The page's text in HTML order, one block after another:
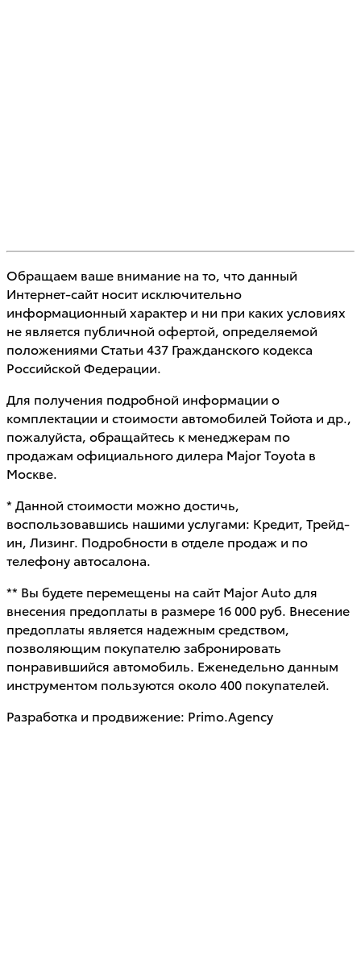
Обращаем ваше внимание на то, что данный
Интернет-сайт носит исключительно
информационный характер и ни при каких условиях
не является публичной офертой, определяемой
положениями Статьи 437 Гражданского кодекса
Российской Федерации.
Для получения подробной информации о
комплектации и стоимости автомобилей Тойота и др.,
пожалуйста, обращайтесь к менеджерам по
продажам официального дилера Major Toyota в
Москве.
* Данной стоимости можно достичь,
воспользовавшись нашими услугами: Кредит, Трейд-
ин, Лизинг. Подробности в отделе продаж и по
телефону автосалона.
** Вы будете перемещены на сайт Major Auto для
внесения предоплаты в размере 16 000 руб. Внесение
предоплаты является надежным средством,
позволяющим покупателю забронировать
понравившийся автомобиль. Еженедельно данным
инструментом пользуются около 400 покупателей.
Разработка и продвижение: Primo.Agency